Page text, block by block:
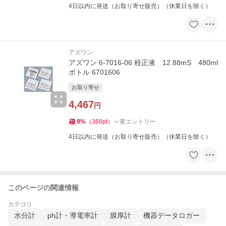
4日以内に発送（お取り寄せ販売）（休業日を除く）
アズワン
アズワン 6-7016-06 校正液 12.88mS 480ml
ボトル 6701606
お取り寄せ
4,467円
9% （366pt） 要エントリー
4日以内に発送（お取り寄せ販売）（休業日を除く）
このページの関連情報
カテゴリ
水分計 ph計・導電率計 膜厚計 機器データロガー